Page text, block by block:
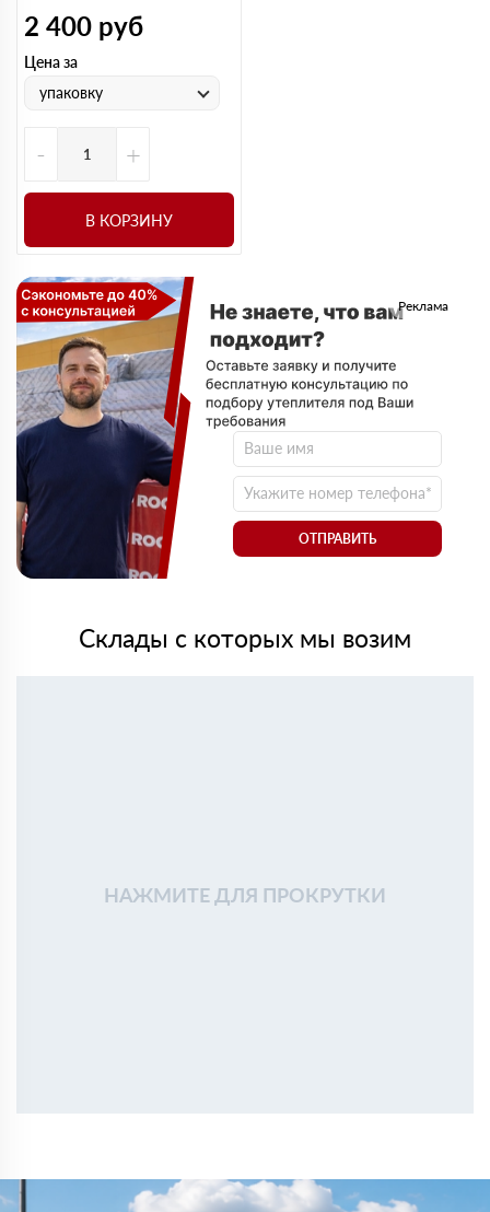
2 400 руб
Цена за
упаковку
- +
В КОРЗИНУ
Реклама
ОТПРАВИТЬ
Склады с которых мы возим
НАЖМИТЕ ДЛЯ ПРОКРУТКИ